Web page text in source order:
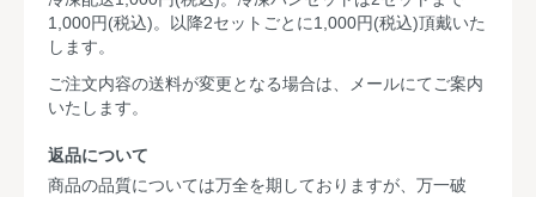
1,000円(税込)。以降2セットごとに1,000円(税込)頂戴いた
します。
ご注文内容の送料が変更となる場合は、メールにてご案内
いたします。
返品について
商品の品質については万全を期しておりますが、万一破